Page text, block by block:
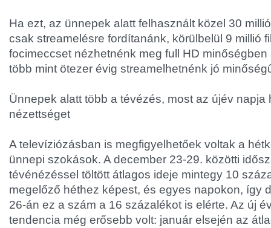
Ha ezt, az ünnepek alatt felhasznált közel 30
csak streamelésre fordítanánk, körülbelül 9 millió
focimeccset nézhetnénk meg full HD minőségben
több mint ötezer évig streamelhetnénk jó
Ünnepek alatt több a tévézés, most az újév napja
nézettséget
A televíziózásban is megfigyelhetőek voltak a
ünnepi szokások. A december 23-29. közötti
tévénézéssel töltött átlagos ideje mintegy 10
megelőző héthez képest, és egyes napokon, így
26-án ez a szám a 16 százalékot is elérte. Az új
tendencia még erősebb volt: január elsején az